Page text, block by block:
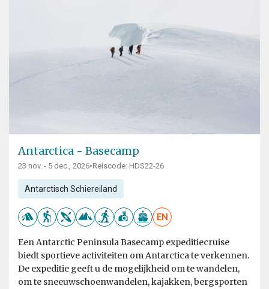
Antarctica - Basecamp
23 nov. - 5 dec., 2026•Reiscode: HDS22-26
Antarctisch Schiereiland
EN
Een Antarctic Peninsula Basecamp expeditiecruise
biedt sportieve activiteiten om Antarctica te verkennen.
De expeditie geeft u de mogelijkheid om te wandelen,
om te sneeuwschoenwandelen, kajakken, bergsporten